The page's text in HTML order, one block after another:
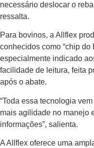
necessário deslocar o
ressalta.
Para bovinos, a Allflex
conhecidos como “chip do
especialmente indicado
facilidade de leitura, feita
após o abate.
“Toda essa tecnologia
mais agilidade no manejo
informações”, salienta.
A Allflex oferece uma